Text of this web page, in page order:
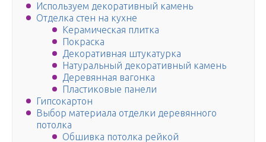
Используем декоративный камень
Отделка стен на кухне
Керамическая плитка
Покраска
Декоративная штукатурка
Натуральный декоративный камень
Деревянная вагонка
Пластиковые панели
Гипсокартон
Выбор материала отделки деревянного
потолка
Обшивка потолка рейкой